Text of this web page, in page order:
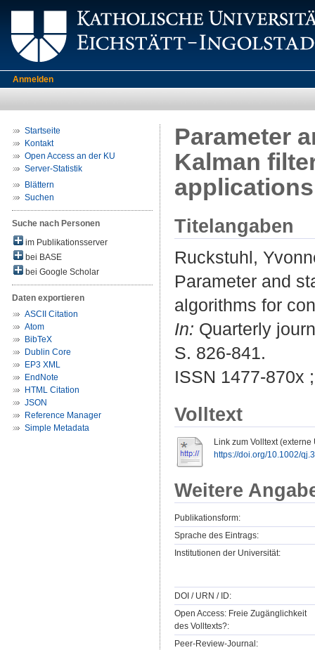
Anmelden
Startseite
Kontakt
Open Access an der KU
Server-Statistik
Blättern
Suchen
Suche nach Personen
im Publikationsserver
bei BASE
bei Google Scholar
Daten exportieren
ASCII Citation
Atom
BibTeX
Dublin Core
EP3 XML
EndNote
HTML Citation
JSON
Reference Manager
Simple Metadata
Parameter
Kalman
applications
Titelangaben
Ruckstuhl,
Parameter and
algorithms for
In: Quarterly
S. 826-841.
ISSN 1477-870x
Volltext
Link zum Volltext (externe
https://doi.org/10.1002/
Weitere
Publikationsform:
Sprache des Eintrags:
Institutionen der Universität:
DOI / URN / ID:
Open Access: Freie Zugänglichkeit
des Volltexts?:
Peer-Review-Journal: